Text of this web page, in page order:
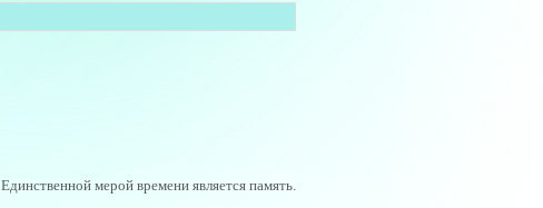
Единственной мерой времени является память.